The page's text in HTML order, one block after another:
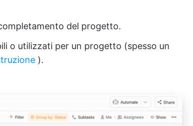
del progetto.
o utilizzati per un progetto (spesso un
).